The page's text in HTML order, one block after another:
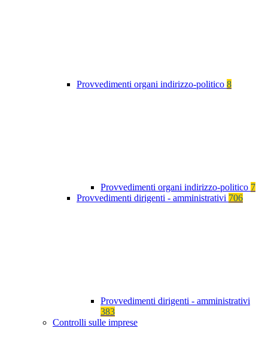
Provvedimenti organi indirizzo-politico 8
Provvedimenti organi indirizzo-politico 7
Provvedimenti dirigenti - amministrativi 706
Provvedimenti dirigenti - amministrativi
383
Controlli sulle imprese